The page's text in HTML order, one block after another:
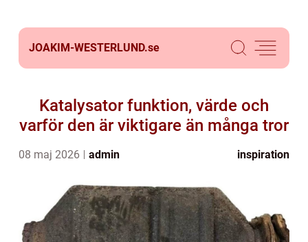
JOAKIM-WESTERLUND.se
Katalysator funktion, värde och
varför den är viktigare än många tror
08 maj 2026 admin inspiration